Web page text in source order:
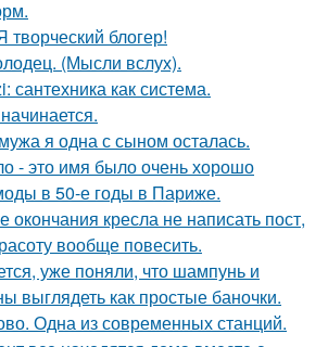
творческий блогер!
(Мысли вслух).
сантехника как система.
я одна с сыном осталась.
- это имя было очень хорошо
в 50-е годы в Париже.
окончания кресла не написать пост,
вообще повесить.
уже поняли, что шампунь и
выглядеть как простые баночки.
Одна из современных станций.